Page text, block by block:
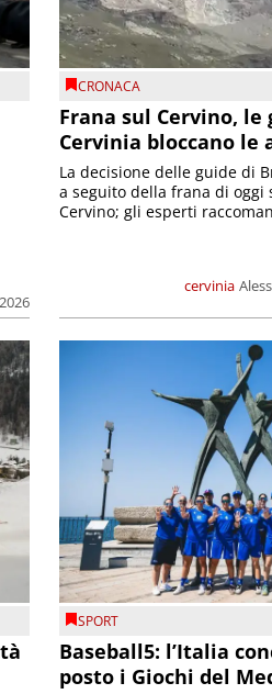
CRONACA
Frana sul Cervino,
Cervinia bloccano le
cervinia
La decisione delle guide di
a seguito della frana di oggi
Cervino; gli esperti
SPORT
Baseball5: l’Italia
posto i Giochi del